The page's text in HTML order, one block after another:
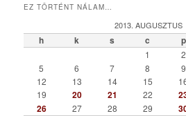
e
r
EZ TÖRTÉNT NÁLAM…
2013. AUGUSZTUS
h k s c p
1 2
5 6 7 8 9
12
13 14 15
19
20 21 22
26
27 28 29